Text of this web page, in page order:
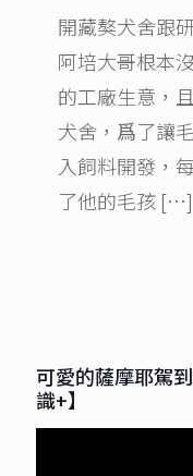
開藏獒犬舍跟
阿培大哥根本
的工廠生意，
犬舍，爲了讓
入飼料開發，
了他的毛孩 […]
可愛的薩摩耶駕
識+】